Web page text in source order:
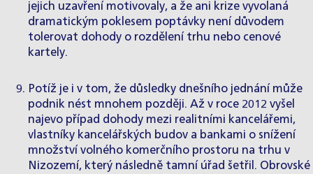
jejich uzavření motivovaly, a že ani krize vyvolaná
dramatickým poklesem poptávky není důvodem
tolerovat dohody o rozdělení trhu nebo cenové
kartely.
Potíž je i v tom, že důsledky dnešního jednání může
podnik nést mnohem později. Až v roce 2012 vyšel
najevo případ dohody mezi realitními kancelářemi,
vlastníky kancelářských budov a bankami o snížení
množství volného komerčního prostoru na trhu v
Nizozemí, který následně tamní úřad šetřil . Obrovské